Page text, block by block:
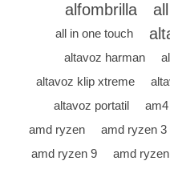
alfombrilla
all in one touch
altavoz harman
altavoz klip xtreme
altavoz portatil
am4
amd ryzen
amd ryzen 3
amd ryzen 9
amd